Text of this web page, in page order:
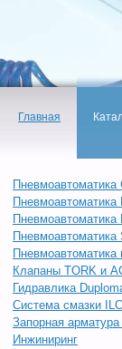
Главная
Пневмоавтоматика
Пневмоавтоматика
Пневмоавтоматика
Пневмоавтоматика
Клапаны TORK и
Гидравлика
Система смазки ILC
Запорная
Инжиниринг